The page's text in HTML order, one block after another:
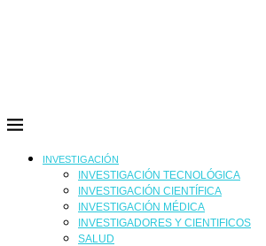
INVESTIGACIÓN
INVESTIGACIÓN TECNOLÓGICA
INVESTIGACIÓN CIENTÍFICA
INVESTIGACIÓN MÉDICA
INVESTIGADORES Y CIENTIFICOS
SALUD